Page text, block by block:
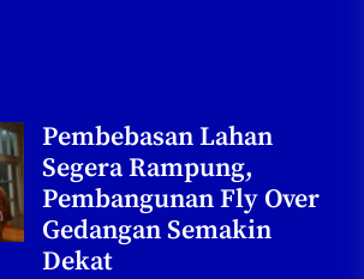
Pembebasan Lahan
Segera Rampung,
Pembangunan Fly Over
Gedangan Semakin
Dekat